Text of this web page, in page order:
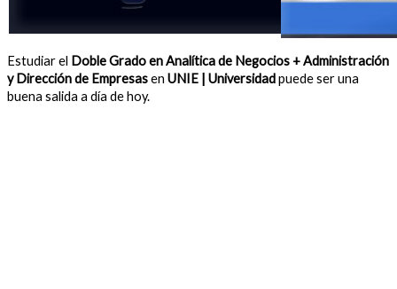
Estudiar el Doble Grado en Analítica de Negocios + Administración
y Dirección de Empresasen UNIE | Universidadpuede ser una
buena salida a día de hoy.